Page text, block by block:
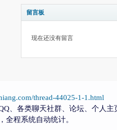
留言板
现在还没有留言
thread-44025-1-1.html
、各类聊天社群、论坛、个人
全程系统自动统计。